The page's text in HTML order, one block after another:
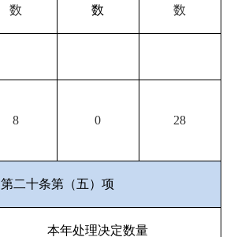
数 数 数
8 0 28
第二十条第（五）项
本年处理决定数量